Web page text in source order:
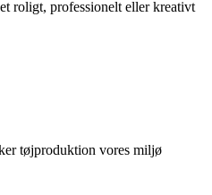
roligt, professionelt eller kreativt
tøjproduktion vores miljø